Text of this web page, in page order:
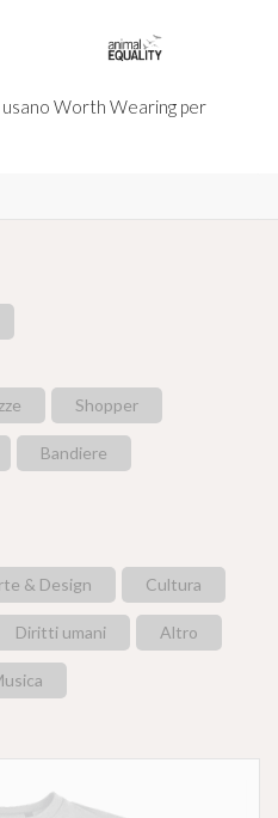
usano Worth Wearing per
Shopper
Bandiere
& Design Cultura
Diritti umani Altro